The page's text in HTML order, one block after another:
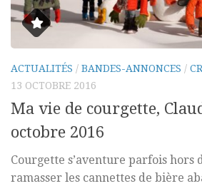
ACTUALITÉS / BANDES-ANNONCES /
13 OCTOBRE 2016
Ma vie de courgette,
octobre 2016
Courgette s’aventure parfois hors
ramasser les cannettes de bière